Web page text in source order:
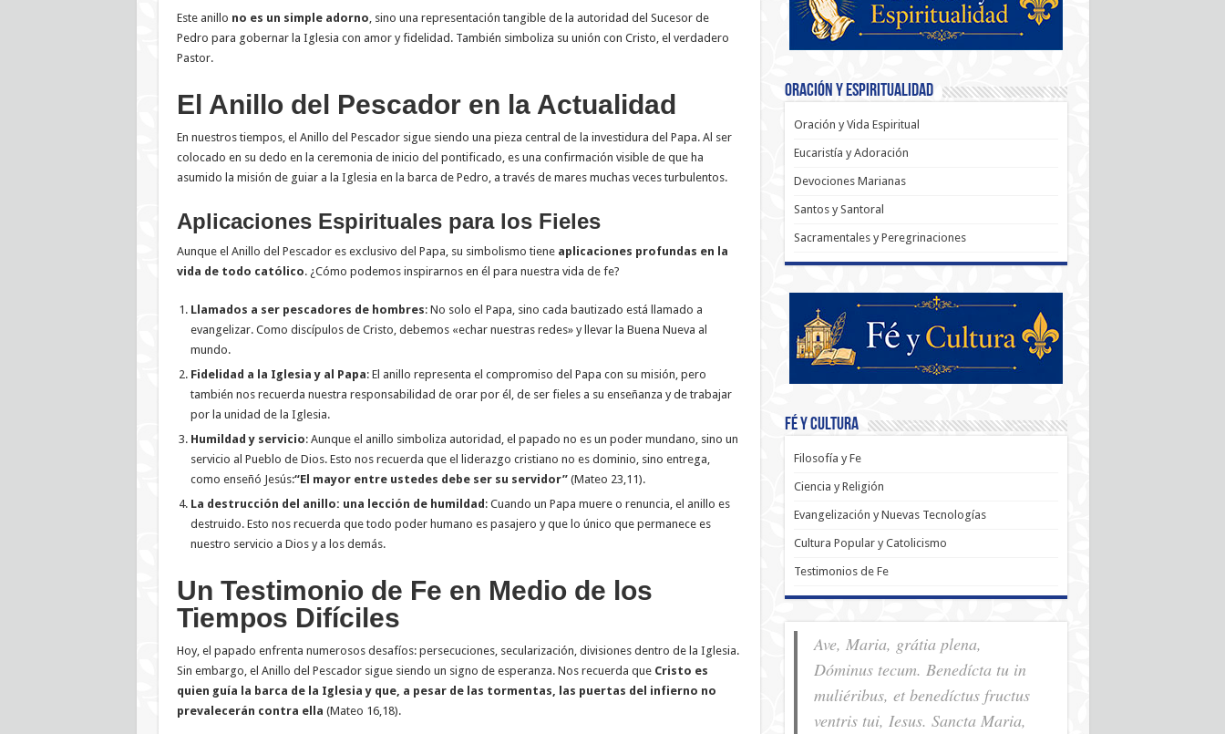
Este anillo no es un simple adorno, sino una representación tangible de la autoridad del Sucesor de
Pedro para gobernar la Iglesia con amor y fidelidad. También simboliza su unión con Cristo, el verdadero
Pastor.
El Anillo del Pescador en la Actualidad
En nuestros tiempos, el Anillo del Pescador sigue siendo una pieza central de la investidura del Papa. Al ser
colocado en su dedo en la ceremonia de inicio del pontificado, es una confirmación visible de que ha
asumido la misión de guiar a la Iglesia en la barca de Pedro, a través de mares muchas veces turbulentos.
Aplicaciones Espirituales para los Fieles
Aunque el Anillo del Pescador es exclusivo del Papa, su simbolismo tiene aplicaciones profundas en la
vida de todo católico. ¿Cómo podemos inspirarnos en él para nuestra vida de fe?
Llamados a ser pescadores de hombres: No solo el Papa, sino cada bautizado está llamado a
evangelizar. Como discípulos de Cristo, debemos «echar nuestras redes» y llevar la Buena Nueva al
mundo.
Fidelidad a la Iglesia y al Papa: El anillo representa el compromiso del Papa con su misión, pero
también nos recuerda nuestra responsabilidad de orar por él, de ser fieles a su enseñanza y de trabajar
por la unidad de la Iglesia.
Humildad y servicio: Aunque el anillo simboliza autoridad, el papado no es un poder mundano, sino un
servicio al Pueblo de Dios. Esto nos recuerda que el liderazgo cristiano no es dominio, sino entrega,
como enseñó Jesús:“El mayor entre ustedes debe ser su servidor”(Mateo 23,11).
La destrucción del anillo: una lección de humildad : Cuando un Papa muere o renuncia, el anillo es
destruido. Esto nos recuerda que todo poder humano es pasajero y que lo único que permanece es
nuestro servicio a Dios y a los demás.
Un Testimonio de Fe en Medio de los
Tiempos Difíciles
Hoy, el papado enfrenta numerosos desafíos: persecuciones, secularización, divisiones dentro de la Iglesia.
Sin embargo, el Anillo del Pescador sigue siendo un signo de esperanza. Nos recuerda que Cristo es
quien guía la barca de la Iglesia y que, a pesar de las tormentas, las puertas del infierno no
prevalecerán contra ella (Mateo 16,18).
Oración y Espiritualidad
Oración y Vida Espiritual
Eucaristía y Adoración
Devociones Marianas
Santos y Santoral
Sacramentales y Peregrinaciones
Fé y Cultura
Filosofía y Fe
Ciencia y Religión
Evangelización y Nuevas Tecnologías
Cultura Popular y Catolicismo
Testimonios de Fe
Ave, Maria, grátia plena,
Dóminus tecum. Benedícta tu in
muliéribus, et benedíctus fructus
ventris tui, Iesus. Sancta Maria,